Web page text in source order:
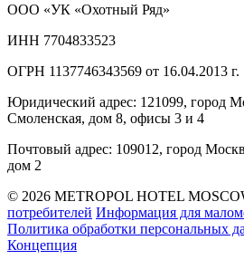
ООО «УК «Охотный Ряд»
ИНН 7704833523
ОГРН 1137746343569 от 16.04.2013 г.
Юридический адрес: 121099, город
Смоленская, дом 8, офисы 3 и 4
Почтовый адрес: 109012, город
дом 2
© 2026 METROPOL HOTEL
потребителей Информация для
Политика обработки персональных
Концепция